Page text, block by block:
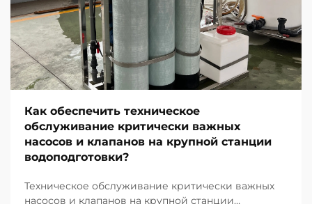
Как обеспечить техническое
обслуживание критически важных
насосов и клапанов на крупной станции
водоподготовки?
Техническое обслуживание критически важных
насосов и клапанов на крупной станции